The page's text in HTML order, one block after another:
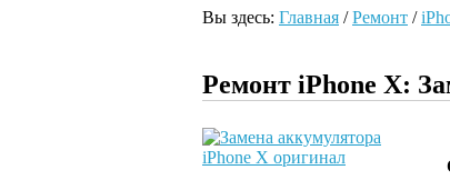
Вы здесь: Главная /Ремонт /
Ремонт iPhone Х: